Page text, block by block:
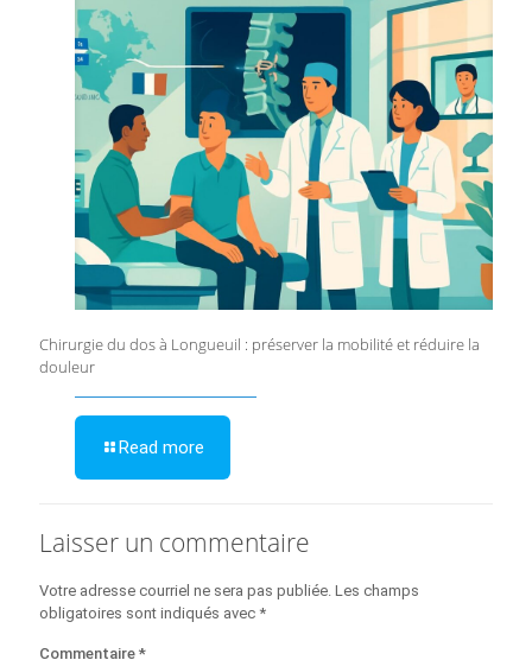
Chirurgie du dos à Longueuil : préserver la mobilité et réduire la
douleur
Read more
Laisser un commentaire
Votre adresse courriel ne sera pas publiée. Les champs
obligatoires sont indiqués avec *
Commentaire *